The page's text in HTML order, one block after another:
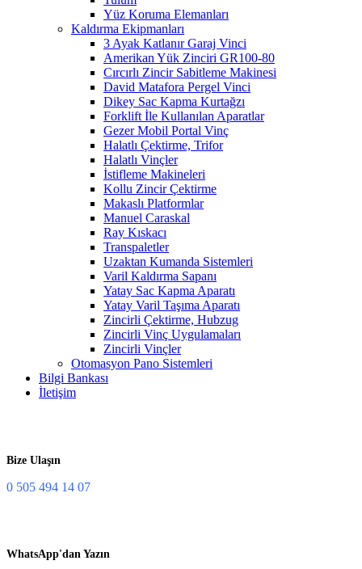
Yüz Koruma Elemanları
Kaldırma Ekipmanları
3 Ayak Katlanır Garaj Vinci
Amerikan Yük Zinciri GR100-80
Cırcırlı Zincir Sabitleme Makinesi
David Matafora Pergel Vinci
Dikey Sac Kapma Kurtağzı
Forklift İle Kullanılan Aparatlar
Gezer Mobil Portal Vinç
Halatlı Çektirme, Trifor
Halatlı Vinçler
İstifleme Makineleri
Kollu Zincir Çektirme
Makaslı Platformlar
Manuel Caraskal
Ray Kıskacı
Transpaletler
Uzaktan Kumanda Sistemleri
Varil Kaldırma Sapanı
Yatay Sac Kapma Aparatı
Yatay Varil Taşıma Aparatı
Zincirli Çektirme, Hubzug
Zincirli Vinç Uygulamaları
Zincirli Vinçler
Otomasyon Pano Sistemleri
Bilgi Bankası
İletişim
Bize Ulaşın
0 505 494 14 07
WhatsApp'dan Yazın